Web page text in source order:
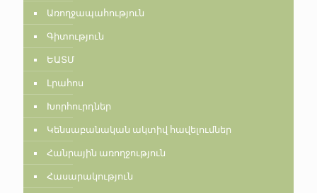
Առողջապահություն
Գիտություն
ԵԱՏՄ
Լրահոս
Խորհուրդներ
Կենսաբանական ակտիվ հավելումներ
Հանրային առողջություն
Հասարակություն